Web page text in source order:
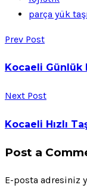
parça yük
Prev Post
Kocaeli Günlük
Next Post
Kocaeli Hızlı
Post a
E-posta adresiniz